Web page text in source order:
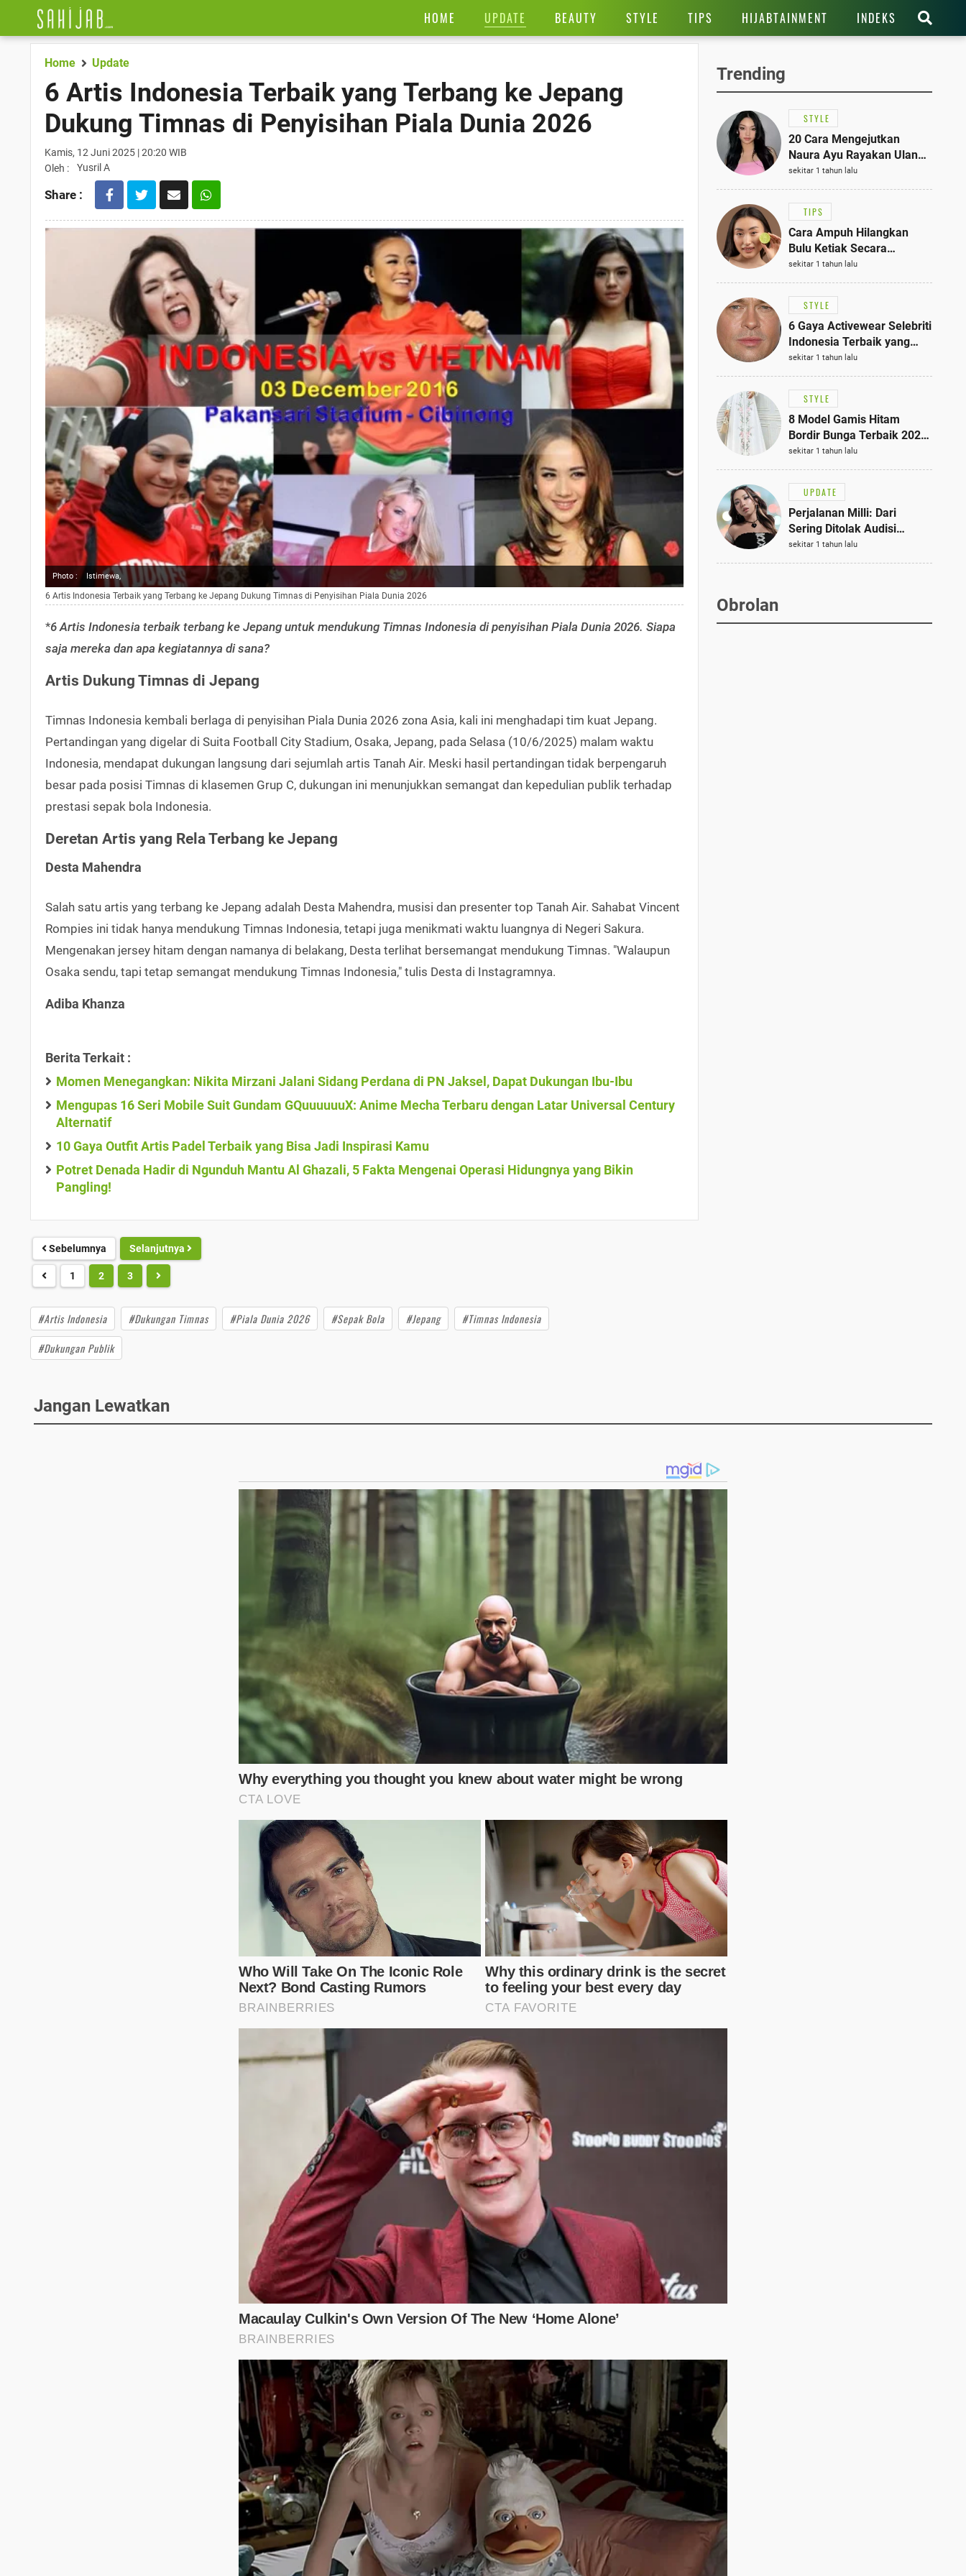
HOME UPDATE BEAUTY STYLE TIPS HIJABTAINMENT INDEKS
Home Update
6 Artis Indonesia Terbaik yang Terbang ke Jepang
Dukung Timnas di Penyisihan Piala Dunia 2026
Kamis, 12 Juni 2025 | 20:20 WIB
Oleh :
Yusril A
Share :
Photo : Istimewa,
6 Artis Indonesia Terbaik yang Terbang ke Jepang Dukung Timnas di Penyisihan Piala Dunia 2026
*6 Artis Indonesia terbaik terbang ke Jepang untuk mendukung Timnas Indonesia di penyisihan Piala Dunia 2026. Siapa
saja mereka dan apa kegiatannya di sana?
Artis Dukung Timnas di Jepang
Timnas Indonesia kembali berlaga di penyisihan Piala Dunia 2026 zona Asia, kali ini menghadapi tim kuat Jepang.
Pertandingan yang digelar di Suita Football City Stadium, Osaka, Jepang, pada Selasa (10/6/2025) malam waktu
Indonesia, mendapat dukungan langsung dari sejumlah artis Tanah Air. Meski hasil pertandingan tidak berpengaruh
besar pada posisi Timnas di klasemen Grup C, dukungan ini menunjukkan semangat dan kepedulian publik terhadap
prestasi sepak bola Indonesia.
Deretan Artis yang Rela Terbang ke Jepang
Desta Mahendra
Salah satu artis yang terbang ke Jepang adalah Desta Mahendra, musisi dan presenter top Tanah Air. Sahabat Vincent
Rompies ini tidak hanya mendukung Timnas Indonesia, tetapi juga menikmati waktu luangnya di Negeri Sakura.
Mengenakan jersey hitam dengan namanya di belakang, Desta terlihat bersemangat mendukung Timnas. "Walaupun
Osaka sendu, tapi tetap semangat mendukung Timnas Indonesia," tulis Desta di Instagramnya.
Adiba Khanza
Berita Terkait :
Momen Menegangkan: Nikita Mirzani Jalani Sidang Perdana di PN Jaksel, Dapat Dukungan Ibu-Ibu
Mengupas 16 Seri Mobile Suit Gundam GQuuuuuuX: Anime Mecha Terbaru dengan Latar Universal Century
Alternatif
10 Gaya Outfit Artis Padel Terbaik yang Bisa Jadi Inspirasi Kamu
Potret Denada Hadir di Ngunduh Mantu Al Ghazali, 5 Fakta Mengenai Operasi Hidungnya yang Bikin
Pangling!
Sebelumnya Selanjutnya
1 2 3
#Artis Indonesia #Dukungan Timnas #Piala Dunia 2026 #Sepak Bola #Jepang
#Timnas Indonesia
#Dukungan Publik
Trending
STYLE
20 Cara Mengejutkan
Naura Ayu Rayakan Ulang
Tahun di Panti Asuhan,
Terlihat Anggun dengan
Kaftan Cokelat
sekitar 1 tahun lalu
TIPS
Cara Ampuh Hilangkan
Bulu Ketiak Secara
Permanen dalam 5
Langkah Sederhana
sekitar 1 tahun lalu
STYLE
6 Gaya Activewear Selebriti
Indonesia Terbaik yang
Bisa Jadi Inspirasi
Fashionmu
sekitar 1 tahun lalu
STYLE
8 Model Gamis Hitam
Bordir Bunga Terbaik 2025,
Stylish untuk Hangout
hingga Acara Semi-Formal
sekitar 1 tahun lalu
UPDATE
Perjalanan Milli: Dari
Sering Ditolak Audisi
hingga Menjadi Rapper Top
10 Thailand
sekitar 1 tahun lalu
Obrolan
Jangan Lewatkan